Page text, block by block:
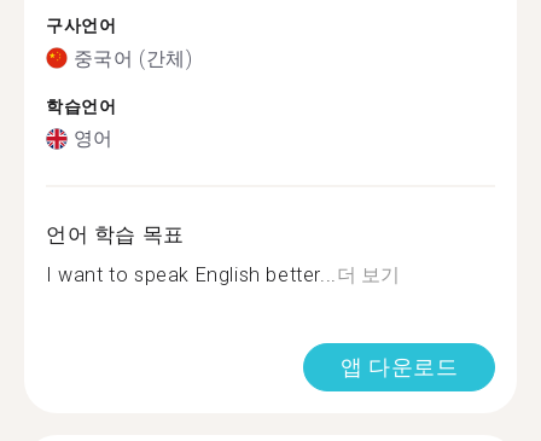
구사언어
중국어 (간체)
학습언어
영어
언어 학습 목표
I want to speak English better...더 보기
앱 다운로드